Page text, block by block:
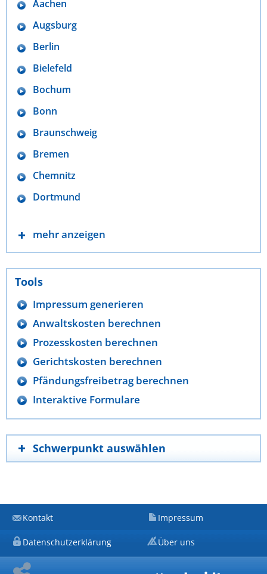
Aachen
Augsburg
Berlin
Bielefeld
Bochum
Bonn
Braunschweig
Bremen
Chemnitz
Dortmund
mehr anzeigen
Tools
Impressum generieren
Anwaltskosten berechnen
Prozesskosten berechnen
Gerichtskosten berechnen
Pfändungsfreibetrag berechnen
Interaktive Formulare
Schwerpunkt auswählen
Kontakt Impressum
Datenschutzerklärung Über uns